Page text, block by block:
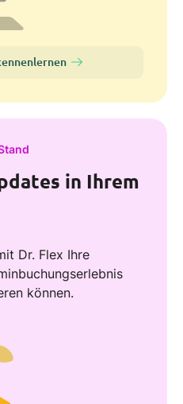
in Ihrem
Dr. Flex Ihre
können.